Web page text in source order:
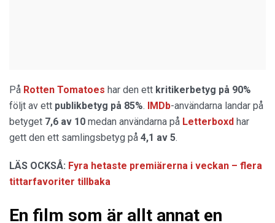
På Rotten Tomatoes har den ett kritikerbetyg på 90%
följt av ett publikbetyg på 85%. IMDb-användarna landar på
betyget 7,6 av 10 medan användarna på Letterboxd har
gett den ett samlingsbetyg på 4,1 av 5.
LÄS OCKSÅ: Fyra hetaste premiärerna i veckan – flera
tittarfavoriter tillbaka
En film som är allt annat en